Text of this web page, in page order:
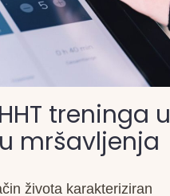
treninga u
mršavljenja
života karakteriziran